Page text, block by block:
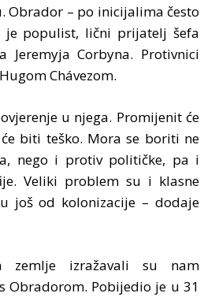
Obrador – po inicijalima često
je populist, lični prijatelj šefa
Jeremyja Corbyna. Protivnici
Chávezom.
u njega. Promijenit će
biti teško. Mora se boriti ne
nego i protiv političke, pa i
Veliki problem su i klasne
još od kolonizacije – dodaje
zemlje izražavali su nam
Obradorom. Pobijedio je u 31